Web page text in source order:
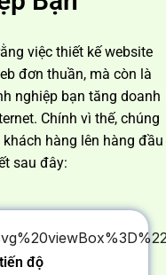
việc thiết kế website
đơn thuần, mà còn là
nghiệp bạn tăng doanh
Chính vì thế, chúng
hàng lên hàng đầu
sau đây:
độ